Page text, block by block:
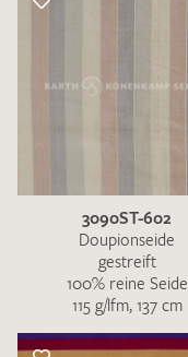
3090ST-602
Doupionseide
gestreift
100% reine Seide
115 g/lfm, 137 cm